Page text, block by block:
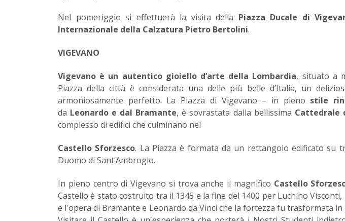
Nel pomeriggio si effettuerà la visita della Piazza Ducale di
Internazionale della Calzatura Pietro Bertolini.
VIGEVANO
Vigevano è un autentico gioiello d’arte della Lombardia, situato a
Piazza della città è considerata una delle più belle d’Italia, un
armoniosamente perfetto. La Piazza di Vigevano – in pieno stile
da Leonardo e dal Bramante, è sovrastata dalla bellissima Cattedrale
complesso di edifici che culminano nel
Castello Sforzesco. La Piazza è formata da un rettangolo edificato su
Duomo di Sant’Ambrogio.
In pieno centro di Vigevano si trova anche il magnifico Castello
Castello è stato costruito tra il 1345 e la fine del 1400 per Luchino
e l'opera di Bramante e Leonardo da Vinci che la fortezza fu trasformata